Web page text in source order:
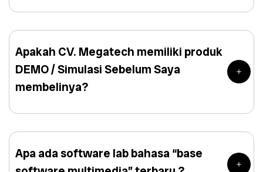
Apakah CV. Megatech memiliki produk
DEMO / Simulasi Sebelum Saya
membelinya?
Apa ada software lab bahasa “base